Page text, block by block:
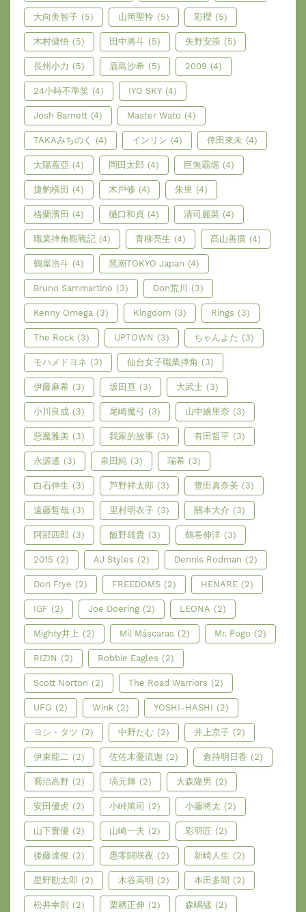
大向美智子 (5) 山岡聖怜 (5) 彩櫻 (5)
木村健悟 (5) 田中將斗 (5) 矢野安崇 (5)
長州小力 (5) 鹿島沙希 (5) 2009 (4)
24小時不準笑 (4) IYO SKY (4)
Josh Barnett (4) Master Wato (4)
TAKAみちのく (4) インリン (4) 倖田來未 (4)
太陽蓋亞 (4) 岡田太郎 (4) 巨無霸堀 (4)
捷豹橫田 (4) 木戶修 (4) 朱里 (4)
格蘭濱田 (4) 樋口和貞 (4) 清司麗菜 (4)
職業摔角觀戰記 (4) 青柳亮生 (4) 髙山善廣 (4)
鶴屋浩斗 (4) 黑潮TOKYO Japan (4)
Bruno Sammartino (3) Don荒川 (3)
Kenny Omega (3) Kingdom (3) Rings (3)
The Rock (3) UPTOWN (3) ちゃんよた (3)
モハメドヨネ (3) 仙台女子職業摔角 (3)
伊藤麻希 (3) 坂田亘 (3) 大武士 (3)
小川良成 (3) 尾崎魔弓 (3) 山中繪里奈 (3)
惡魔雅美 (3) 我家的故事 (3) 有田哲平 (3)
永源遙 (3) 泉田純 (3) 瑞希 (3)
白石伸生 (3) 芦野祥太郎 (3) 豐田真奈美 (3)
遠藤哲哉 (3) 里村明衣子 (3) 關本大介 (3)
阿部四郎 (3) 飯野雄貴 (3) 鶴卷伸洋 (3)
2015 (2) AJ Styles (2) Dennis Rodman (2)
Don Frye (2) FREEDOMS (2) HENARE (2)
IGF (2) Joe Doering (2) LEONA (2)
Mighty井上 (2) Mil Máscaras (2) Mr. Pogo (2)
RIZIN (2) Robbie Eagles (2)
Scott Norton (2) The Road Warriors (2)
UFO (2) Wink (2) YOSHI-HASHI (2)
ヨシ・タツ (2) 中野たむ (2) 井上京子 (2)
伊東龍二 (2) 佐佐木憂流迦 (2) 倉持明日香 (2)
喬治高野 (2) 塙元輝 (2) 大森隆男 (2)
安田優虎 (2) 小峠篤司 (2) 小藤將太 (2)
山下實優 (2) 山崎一夫 (2) 彩羽匠 (2)
後藤達俊 (2) 愚零闘咲夜 (2) 新崎人生 (2)
星野勘太郎 (2) 木谷高明 (2) 本田多聞 (2)
松井幸則 (2) 栗栖正伸 (2) 森嶋猛 (2)